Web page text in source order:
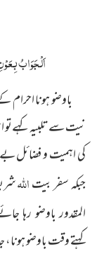
اَلْجَوَابُ
باوضو ہونا
نیت سے تلبیہ کہےتو
کی اہمیت و فضائل
جبکہ سفر بیتاللہ
المقدور باوضو رہا
کہتے وقت باوضو